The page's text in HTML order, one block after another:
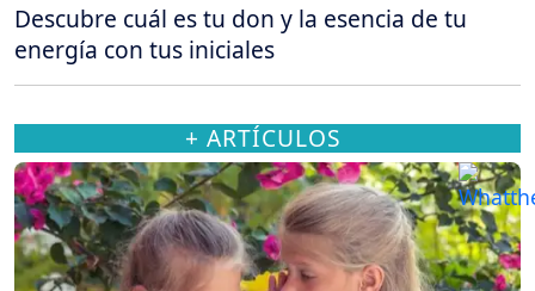
Descubre cuál es tu don y la esencia de tu
energía con tus iniciales
+ ARTÍCULOS